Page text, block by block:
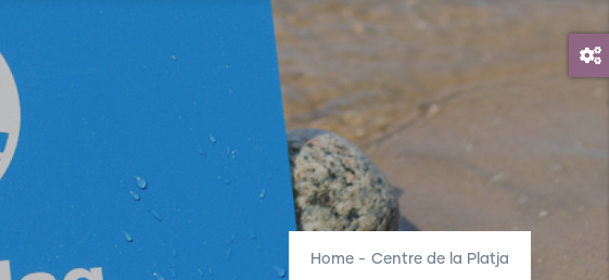
Home - Centre de la Platja